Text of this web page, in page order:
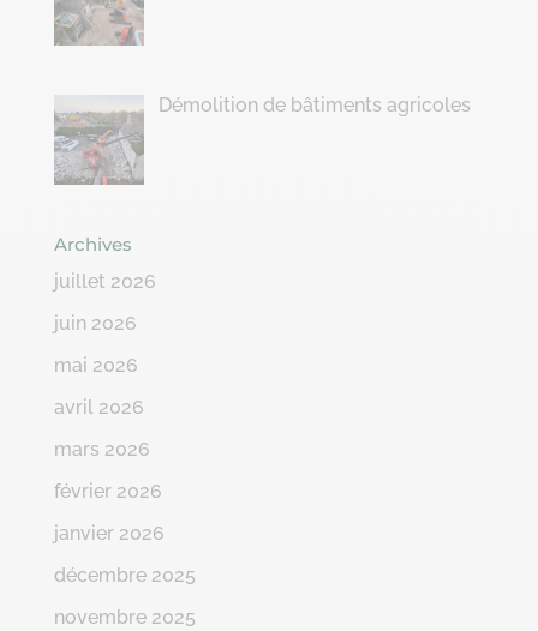
Démolition de bâtiments agricoles
Archives
juillet 2026
juin 2026
mai 2026
avril 2026
mars 2026
février 2026
janvier 2026
décembre 2025
novembre 2025